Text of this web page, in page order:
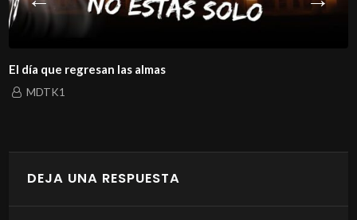
El día que regresan las almas
MDTK1
DEJA UNA RESPUESTA